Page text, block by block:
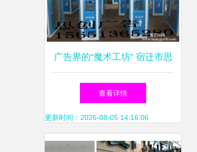
广告界的“魔术工坊” 宿迁市思
创广告制品厂如何重塑现代广
告制作
查看详情
更新时间：2026-08-05 14:16:06